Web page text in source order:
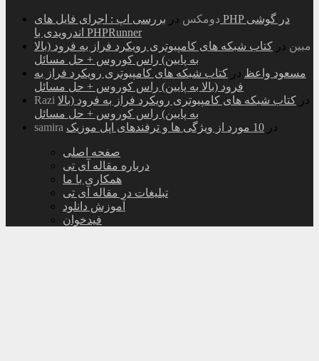
دومکس در بررسی اپ : اجرای فایل های PHP در گوشی
اندرویدی با PHPRunner
مبین در کتاب شبکه های کامپیوتری رویکرد فراز به فرود (بالا
به پایین) راس کوروس + حل مسائل
مسعود واعظ در کتاب شبکه های کامپیوتری رویکرد فراز به
فرود (بالا به پایین) راس کوروس + حل مسائل
Razi
در کتاب شبکه های کامپیوتری رویکرد فراز به فرود (بالا
به پایین) راس کوروس + حل مسائل
samira
در 10 مورد از ویژگی ها و ترفندهای اپل موزیک
صفحه اصلی
درباره مقاله آی تی
همکاری با ما
تبلیغات در مقاله آی تی
آموزش دانلود
فیدخوان